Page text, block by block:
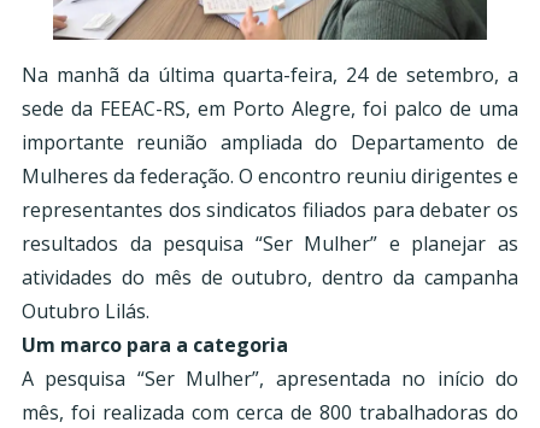
Na manhã da última quarta-feira, 24 de setembro, a
sede da FEEAC-RS, em Porto Alegre, foi palco de uma
importante reunião ampliada do Departamento de
Mulheres da federação. O encontro reuniu dirigentes e
representantes dos sindicatos filiados para debater os
resultados da pesquisa “Ser Mulher” e planejar as
atividades do mês de outubro, dentro da campanha
Outubro Lilás.
Um marco para a categoria
A pesquisa “Ser Mulher”, apresentada no início do
mês, foi realizada com cerca de 800 trabalhadoras do